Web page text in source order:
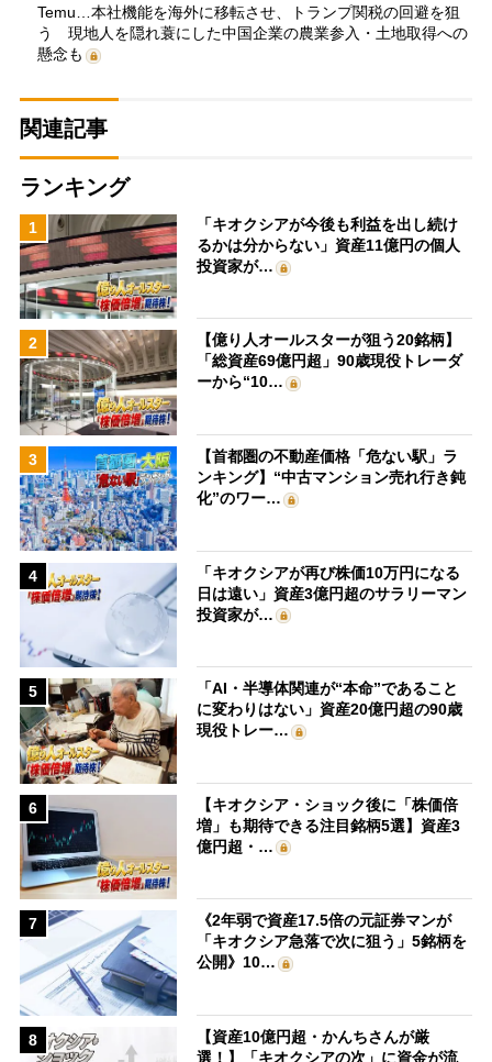
Temu…本社機能を海外に移転させ、トランプ関税の回避を狙
う 現地人を隠れ蓑にした中国企業の農業参入・土地取得への
懸念も
関連記事
ランキング
1
「キオクシアが今後も利益を出し続け
るかは分からない」資産11億円の個人
投資家が…
2
【億り人オールスターが狙う20銘柄】
「総資産69億円超」90歳現役トレーダ
ーから“10…
3
【首都圏の不動産価格「危ない駅」ラ
ンキング】“中古マンション売れ行き鈍
化”のワー…
4
「キオクシアが再び株価10万円になる
日は遠い」資産3億円超のサラリーマン
投資家が…
5
「AI・半導体関連が“本命”であること
に変わりはない」資産20億円超の90歳
現役トレー…
6
【キオクシア・ショック後に「株価倍
増」も期待できる注目銘柄5選】資産3
億円超・…
7
《2年弱で資産17.5倍の元証券マンが
「キオクシア急落で次に狙う」5銘柄を
公開》10…
8
【資産10億円超・かんちさんが厳
選！】「キオクシアの次」に資金が流